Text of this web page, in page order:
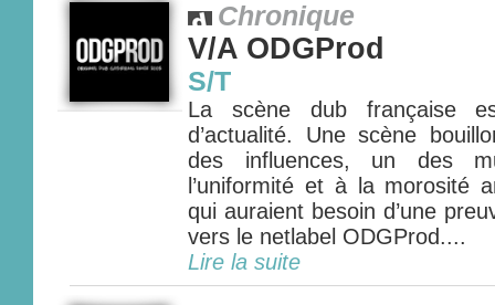
Chronique
V/A ODGProd
S/T
La scène dub française
d’actualité. Une scène
des influences, un des
l’uniformité et à la morosité
qui auraient besoin d’une
vers le netlabel ODGProd....
Lire la suite